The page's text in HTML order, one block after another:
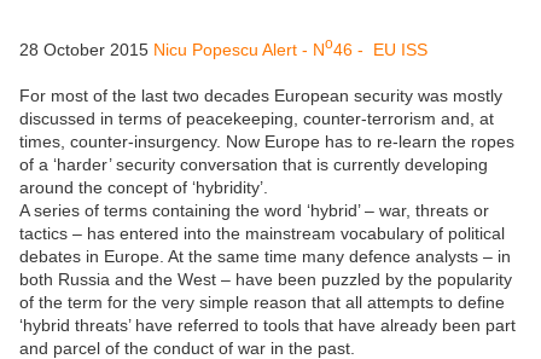
28 October 2015 Nicu Popescu Alert - No46 - EU ISS
For most of the last two decades European security was mostly
discussed in terms of peacekeeping, counter-terrorism and, at
times, counter-insurgency. Now Europe has to re-learn the ropes
of a ‘harder’ security conversation that is currently developing
around the concept of ‘hybridity’.
A series of terms containing the word ‘hybrid’ – war, threats or
tactics – has entered into the mainstream vocabulary of political
debates in Europe. At the same time many defence analysts – in
both Russia and the West – have been puzzled by the popularity
of the term for the very simple reason that all attempts to define
‘hybrid threats’ have referred to tools that have already been part
and parcel of the conduct of war in the past.